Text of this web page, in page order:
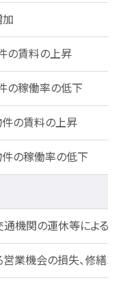
加
の賃料の上昇
の稼働率の低下
件の賃料の上昇
件の稼働率の低下
機関の運休等による
業機会の損失、修繕